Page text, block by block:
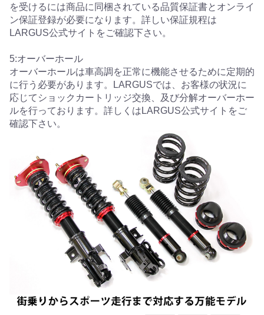
を受けるには商品に同梱されている品質保証書とオンライ
ン保証登録が必要になります。詳しい保証規程は
LARGUS公式サイトをご確認下さい。
5:オーバーホール
オーバーホールは車高調を正常に機能させるために定期的
に行う必要があります。LARGUSでは、お客様の状況に
応じてショックカートリッジ交換、及び分解オーバーホー
ルを行っております。詳しくはLARGUS公式サイトをご
確認下さい。